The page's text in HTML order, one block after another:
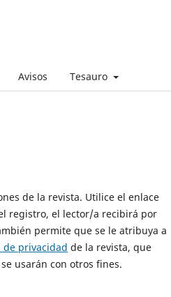
Avisos Tesauro
de la revista. Utilice el enlace
registro, el lector/a recibirá por
permite que se le atribuya a
de privacidad de la revista, que
usarán con otros fines.